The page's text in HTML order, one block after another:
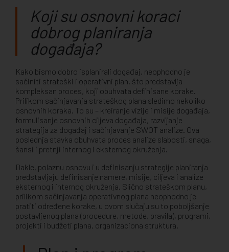
Koji su osnovni koraci
dobrog planiranja
događaja?
Kako bismo dobro isplanirali događaj, neophodno je
sačiniti strateški i operativni plan, što predstavlja
kompleksan proces, koji obuhvata definisane korake.
Prilikom sačinjavanja strateškog plana sledimo nekoliko
osnovnih koraka. To su – kreiranje vizije i misije događaja,
formulisanje osnovnih ciljeva događaja, razvijanje
strategija za događaj i sačinjavanje SWOT analize. Ova
poslednja stavka obuhvata proces analize slabosti, snaga,
šansi i pretnji internog i eksternog okruženja.
Dakle, polaznu osnovu i u definisanju strategije planiranja
predstavljaju definisanje namere, misije, ciljeva i analize
eksternog i internog okruženja. Slično strateškom planu,
prilikom sačinjavanja operativnog plana neophodno je
pratiti određene korake, u ovom slučaju su to poboljšanje
postavljenog plana (procedure, metode, pravila), programi,
projekti i budžeti plana, organizaciona struktura.